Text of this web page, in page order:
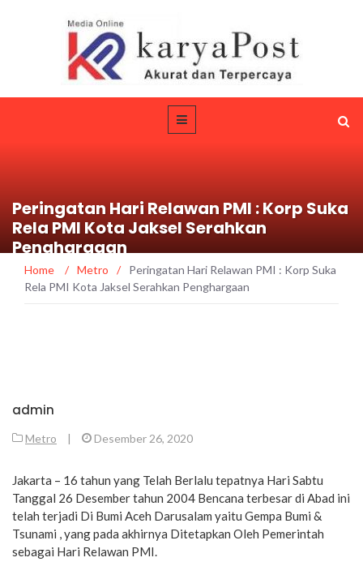
Peringatan Hari Relawan PMI : Korp Suka
Rela PMI Kota Jaksel Serahkan
Penghargaan
Home / Metro /
Peringatan Hari Relawan PMI : Korp Suka
Rela PMI Kota Jaksel Serahkan Penghargaan
admin
Metro | Desember 26, 2020
Jakarta – 16 tahun yang Telah Berlalu tepatnya Hari Sabtu
Tanggal 26 Desember tahun 2004 Bencana terbesar di Abad ini
telah terjadi Di Bumi Aceh Darusalam yaitu Gempa Bumi &
Tsunami , yang pada akhirnya Ditetapkan Oleh Pemerintah
sebagai Hari Relawan PMI.